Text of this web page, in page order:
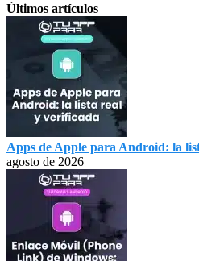
Últimos artículos
Apps de Apple para Android: la
agosto de 2026